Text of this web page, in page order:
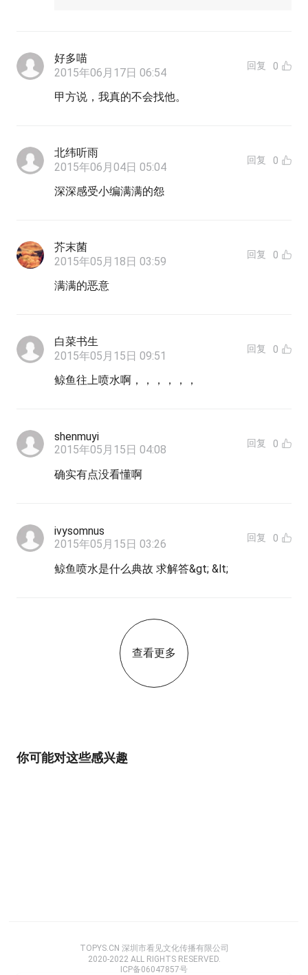
好多喵
2015年06月17日 06:54
回复 0
甲方说，我真的不会找他。
北纬听雨
2015年06月04日 05:04
回复 0
深深感受小编满满的怨
芥末菌
2015年05月18日 03:59
回复 0
满满的恶意
白菜书生
2015年05月15日 09:51
回复 0
鲸鱼往上喷水啊，，，，，，
shenmuyi
2015年05月15日 04:08
回复 0
确实有点没看懂啊
ivysomnus
2015年05月15日 03:26
回复 0
鲸鱼喷水是什么典故 求解答&gt; &lt;
查看更多
你可能对这些感兴趣
TOPYS.CN 深圳市看见文化传播有限公司
2020-2022 ALL RIGHTS RESERVED.
ICP备06047857号